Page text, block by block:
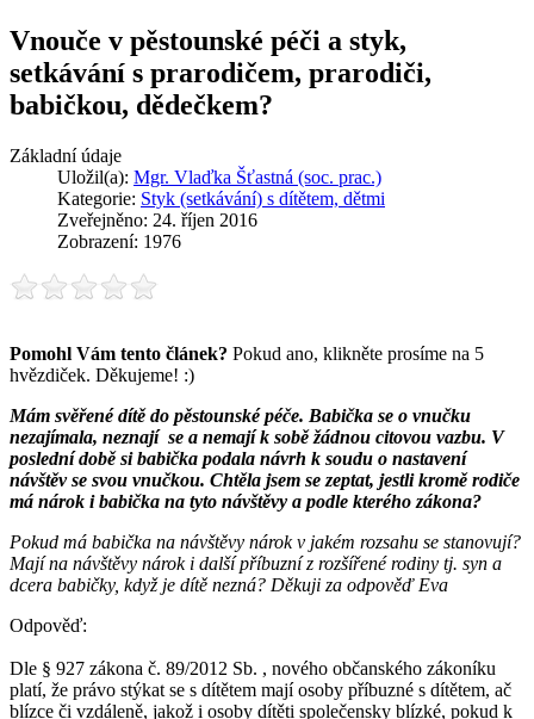
Vnouče v pěstounské péči a styk,
setkávání s prarodičem, prarodiči,
babičkou, dědečkem?
Základní údaje
Uložil(a): Mgr. Vlaďka Šťastná (soc. prac.)
Kategorie: Styk (setkávání) s dítětem, dětmi
Zveřejněno: 24. říjen 2016
Zobrazení: 1976
Pomohl Vám tento článek? Pokud ano, klikněte prosíme na 5
hvězdiček. Děkujeme! :)
Mám svěřené dítě do pěstounské péče. Babička se o vnučku
nezajímala, neznají se a nemají k sobě žádnou citovou vazbu. V
poslední době si babička podala návrh k soudu o nastavení
návštěv se svou vnučkou. Chtěla jsem se zeptat, jestli kromě rodiče
má nárok i babička na tyto návštěvy a podle kterého zákona?
Pokud má babička na návštěvy nárok v jakém rozsahu se stanovují?
Mají na návštěvy nárok i další příbuzní z rozšířené rodiny tj. syn a
dcera babičky, když je dítě nezná? Děkuji za odpověď Eva
Odpověď:
Dle § 927 zákona č. 89/2012 Sb. , nového občanského zákoníku
platí, že právo stýkat se s dítětem mají osoby příbuzné s dítětem, ač
blízce či vzdáleně, jakož i osoby dítěti společensky blízké, pokud k